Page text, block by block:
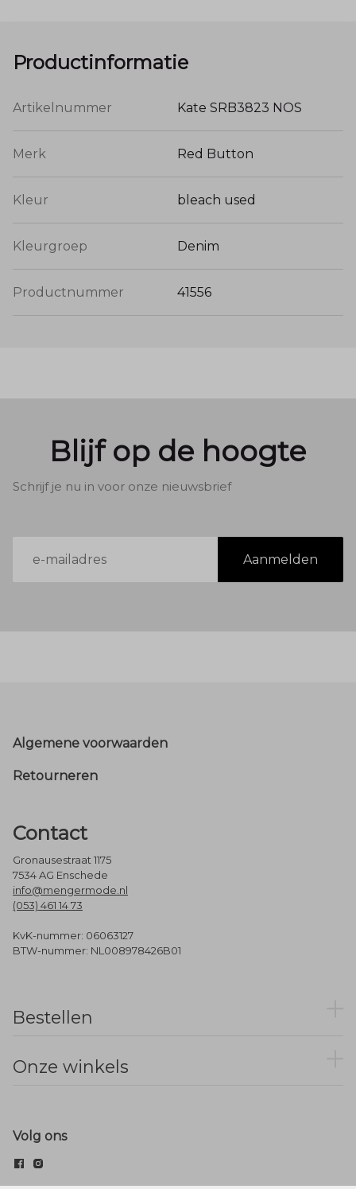
Productinformatie
Artikelnummer Kate SRB3823 NOS
Merk Red Button
Kleur bleach used
Kleurgroep Denim
Productnummer 41556
Blijf op de hoogte
Schrijf je nu in voor onze nieuwsbrief
mailadres
Aanmelden
Footer
Algemene voorwaarden
Retourneren
Contact
Gronausestraat 1175
7534 AG Enschede
info@mengermode.nl
(053) 461 14 73
KvK-nummer: 06063127
BTW-nummer: NL008978426B01
Bestellen
Onze winkels
Volg ons